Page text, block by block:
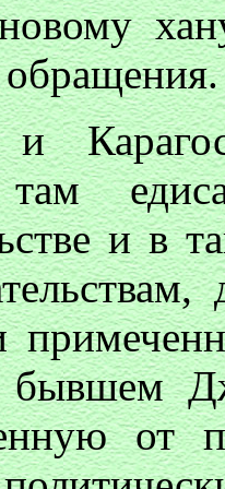
обращения.
и
там
и в
бывшем
от